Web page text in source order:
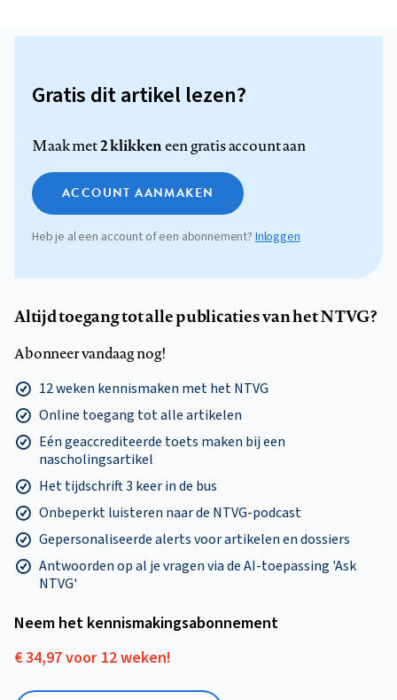
Gratis dit artikel lezen?
Maak met2 klikkeneen gratis account aan
ACCOUNT AANMAKEN
Heb je al een account of een abonnement? Inloggen
Altijd toegang tot alle publicaties van het NTVG?
Abonneer vandaag nog!
12 weken kennismaken met het NTVG
Online toegang tot alle artikelen
Eén geaccrediteerde toets maken bij een
nascholingsartikel
Het tijdschrift 3 keer in de bus
Onbeperkt luisteren naar de NTVG-podcast
Gepersonaliseerde alerts voor artikelen en dossiers
Antwoorden op al je vragen via de AI-toepassing 'Ask
NTVG'
Neem het kennismakings­abonnement
€ 34,97 voor 12 weken!